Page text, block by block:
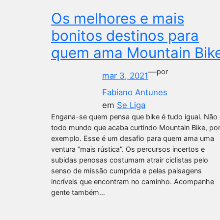
Os melhores e mais
bonitos destinos para
quem ama Mountain
mar 3, 2021—por
Fabiano Antunes
em Se Liga
Engana-se quem pensa que bike é tudo igual. Não
todo mundo que acaba curtindo Mountain Bike, por
exemplo. Esse é um desafio para quem ama uma
ventura “mais rústica”. Os percursos incertos e
subidas penosas costumam atrair ciclistas pelo
senso de missão cumprida e pelas paisagens
incríveis que encontram no caminho. Acompanhe
gente também…